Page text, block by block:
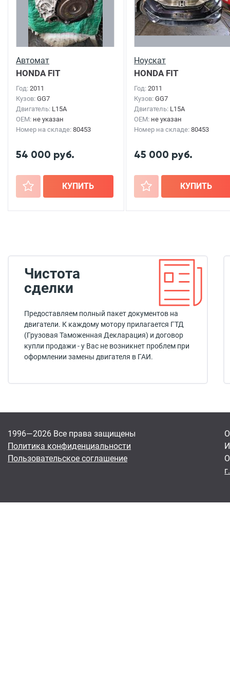
Автомат
HONDA FIT
SHUTTLE
Год: 2011
Кузов: GG7
Двигатель: L15A
OEM: не указан
Номер на складе: 80453
54 000 руб.
+ КУПИТЬ
Ноускат
HONDA FIT
SHUTTLE
Год: 2011
Кузов: GG7
Двигатель: L15A
OEM: не указан
Номер на складе: 80453
45 000 руб.
+ КУПИТЬ
Чистота
сделки
Предоставляем полный пакет документов на
двигатели. К каждому мотору прилагается ГТД
(Грузовая Таможенная Декларация) и договор
купли продажи - у Вас не возникнет проблем при
оформлении замены двигателя в ГАИ.
1996—2026 Все права защищены
Политика конфиденциальности
Пользовательское соглашение